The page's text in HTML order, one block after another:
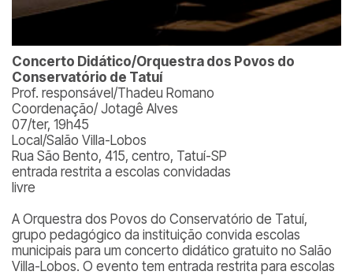
Concerto Didático/Orquestra dos Povos do
Conservatório de Tatuí
Prof. responsável/Thadeu Romano
Coordenação/ Jotagê Alves
07/ter, 19h45
Local/Salão Villa-Lobos
Rua São Bento, 415, centro, Tatuí-SP
entrada restrita a escolas convidadas
livre
A Orquestra dos Povos do Conservatório de Tatuí,
grupo pedagógico da instituição convida escolas
municipais para um concerto didático gratuito no Salão
Villa-Lobos. O evento tem entrada restrita para escolas